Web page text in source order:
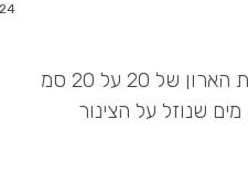
מהסיפון יורד צינור לכיוון הרצפה ושם כניראה אין גומייה . צריך לחתוך קוביה בקרקעית הארון של 20 על 20 סמ
שנוזל על הצינור